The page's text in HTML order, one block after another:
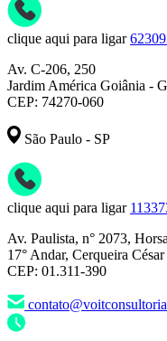
clique aqui para ligar
Av. C-206, 250
Jardim América Goiânia -
CEP: 74270-060
São Paulo - SP
clique aqui para ligar
Av. Paulista, n° 2073,
17° Andar, Cerqueira César
CEP: 01.311-390